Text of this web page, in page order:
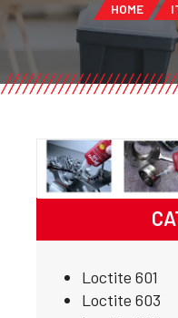
HOME
Loctite 601
Loctite 603